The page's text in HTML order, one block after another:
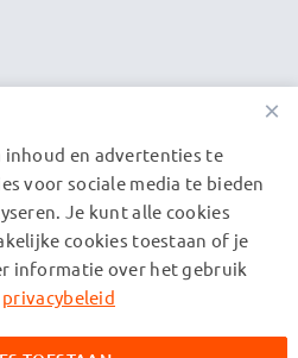
en exclusief verzendkosten.
genoemde handelsmerken de
om informatie over onze
×
en advertenties te
voor sociale media te bieden
Je kunt alle cookies
cookies toestaan of je
informatie over het gebruik
privacybeleid